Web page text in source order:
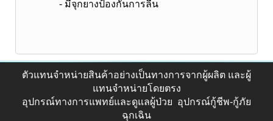
- มีจุกยางป้องกันการลื่น
ตัวแทนจำหน่ายสินค้าอย่างเป็นทางการจากผู้ผลิต และผู้
แทนจำหน่ายโดยตรง
อุปกรณ์ทางการแพทย์และดูแลผู้ป่วย อุปกรณ์กู้ชีพ-กู้ภัย
ฉุกเฉิน